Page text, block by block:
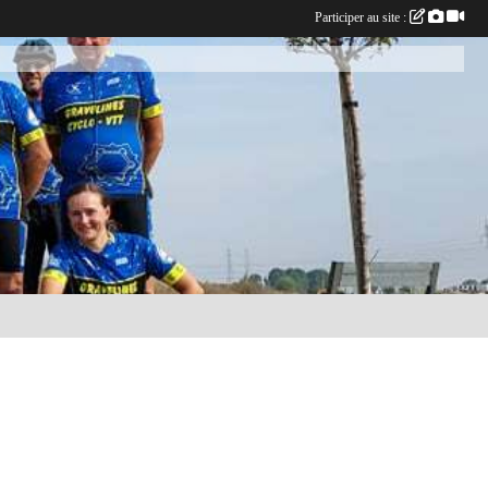
Participer au site :